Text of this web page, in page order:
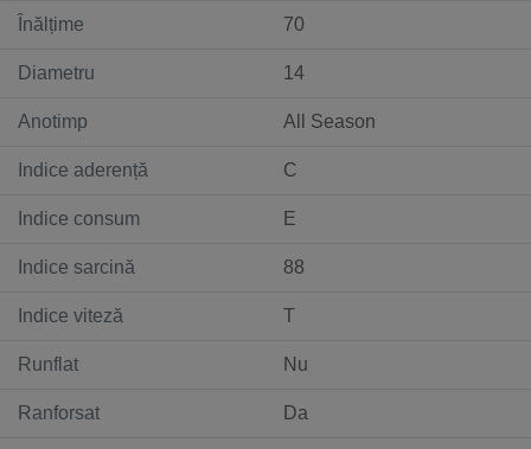
Înălțime 70
Diametru 14
Anotimp All Season
Indice aderență C
Indice consum E
Indice sarcină 88
Indice viteză T
Runflat Nu
Ranforsat Da